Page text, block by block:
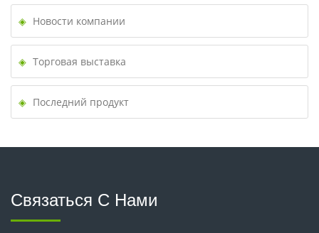
Новости компании
Торговая выставка
Последний продукт
Связаться С Нами